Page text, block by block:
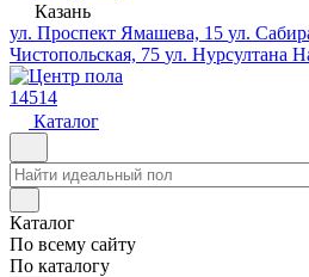
Казань
ул. Проспект Ямашева, 15 ул.
Чистопольская, 75 ул. Нурсултана
14514
Каталог
Каталог
По всему сайту
По каталогу